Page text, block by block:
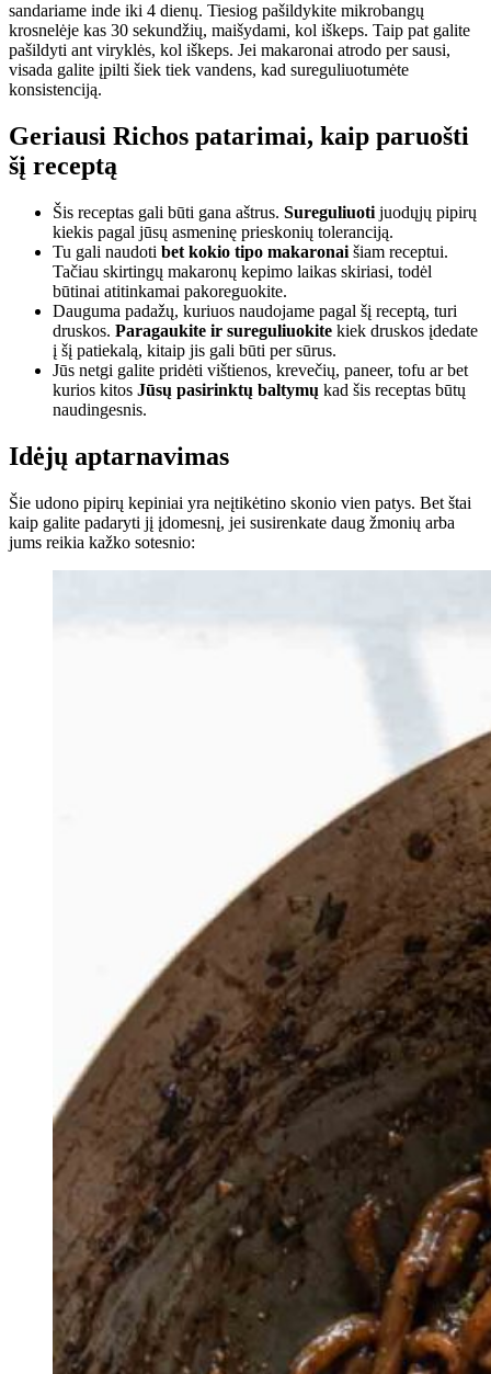
sandariame inde iki 4 dienų. Tiesiog pašildykite mikrobangų
krosnelėje kas 30 sekundžių, maišydami, kol iškeps. Taip pat galite
pašildyti ant viryklės, kol iškeps. Jei makaronai atrodo per sausi,
visada galite įpilti šiek tiek vandens, kad sureguliuotumėte
konsistenciją.
Geriausi Richos patarimai, kaip paruošti
šį receptą
Šis receptas gali būti gana aštrus. Sureguliuoti juodųjų pipirų
kiekis pagal jūsų asmeninę prieskonių toleranciją.
Tu gali naudoti bet kokio tipo makaronai šiam receptui.
Tačiau skirtingų makaronų kepimo laikas skiriasi, todėl
būtinai atitinkamai pakoreguokite.
Dauguma padažų, kuriuos naudojame pagal šį receptą, turi
druskos. Paragaukite ir sureguliuokite kiek druskos įdedate
į šį patiekalą, kitaip jis gali būti per sūrus.
Jūs netgi galite pridėti vištienos, krevečių, paneer, tofu ar bet
kurios kitos Jūsų pasirinktų baltymų kad šis receptas būtų
naudingesnis.
Idėjų aptarnavimas
Šie udono pipirų kepiniai yra neįtikėtino skonio vien patys. Bet štai
kaip galite padaryti jį įdomesnį, jei susirenkate daug žmonių arba
jums reikia kažko sotesnio: